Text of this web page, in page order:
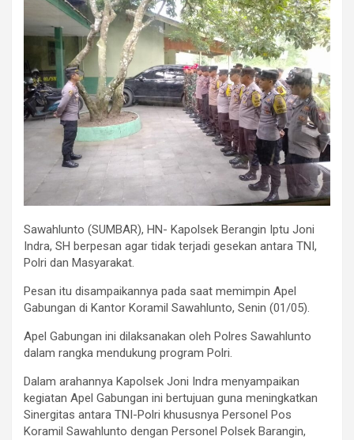
Sawahlunto (SUMBAR), HN- Kapolsek Berangin Iptu Joni
Indra, SH berpesan agar tidak terjadi gesekan antara TNI,
Polri dan Masyarakat.
Pesan itu disampaikannya pada saat memimpin Apel
Gabungan di Kantor Koramil Sawahlunto, Senin (01/05).
Apel Gabungan ini dilaksanakan oleh Polres Sawahlunto
dalam rangka mendukung program Polri.
Dalam arahannya Kapolsek Joni Indra menyampaikan
kegiatan Apel Gabungan ini bertujuan guna meningkatkan
Sinergitas antara TNI-Polri khususnya Personel Pos
Koramil Sawahlunto dengan Personel Polsek Barangin,